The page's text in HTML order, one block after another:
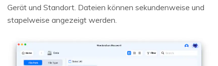
Gerät und Standort. Dateien können sekundenweise und
stapelweise angezeigt werden.